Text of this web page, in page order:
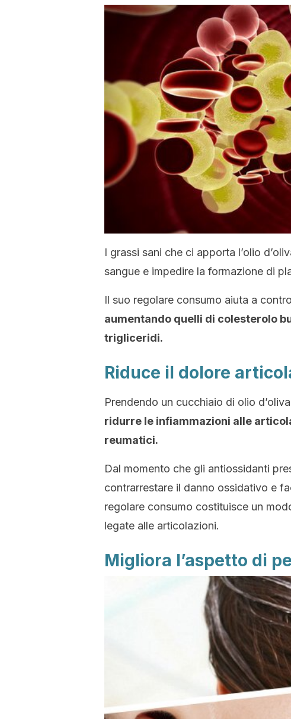
I grassi sani che ci apporta l’olio
sangue e impedire la formazione di
Il suo regolare consumo aiuta a
aumentando quelli di colesterolo
trigliceridi.
Riduce il dolore
Prendendo un cucchiaio di olio
ridurre le infiammazioni alle
reumatici.
Dal momento che gli antiossidanti
contrarrestare il danno ossidativo e
regolare consumo costituisce un
legate alle articolazioni.
Migliora l’aspetto di